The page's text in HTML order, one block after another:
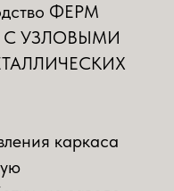
ФЕРМ
УЗЛОВЫМИ
каркаса